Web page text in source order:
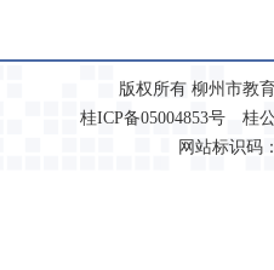
版权所有 柳州市教
桂ICP备05004853号 桂
网站标识码